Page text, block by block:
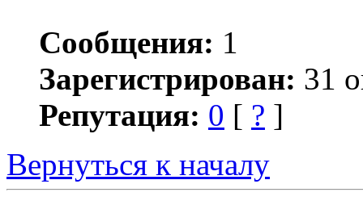
Сообщения: 1
Зарегистрирован: 31
Репутация: 0 [ ? ]
Вернуться к началу